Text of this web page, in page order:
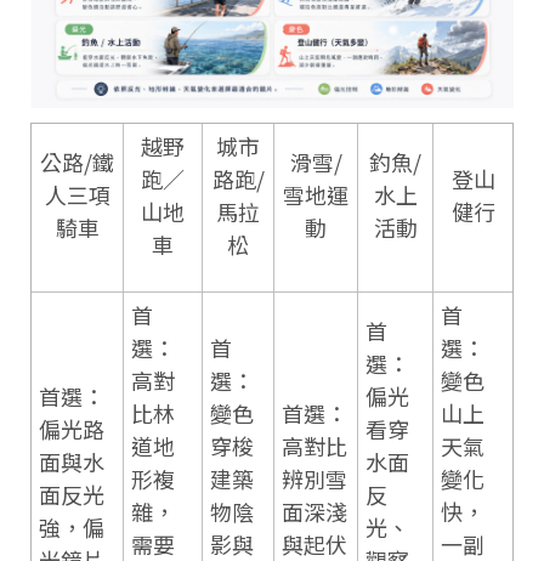
公路/鐵
人三項
騎車
越野
跑／
山地
車
城市
路跑/
馬拉
松
滑雪/
雪地運
動
釣魚/
水上
活動
登山
健行
首選：
偏光路
面與水
面反光
強，偏
首
選：
高對
比林
道地
形複
雜，
需要
首
選：
變色
穿梭
建築
物陰
影與
首選：
高對比
辨別雪
面深淺
與起伏
首
選：
偏光
看穿
水面
反
光、
首
選：
變色
山上
天氣
變化
快，
一副